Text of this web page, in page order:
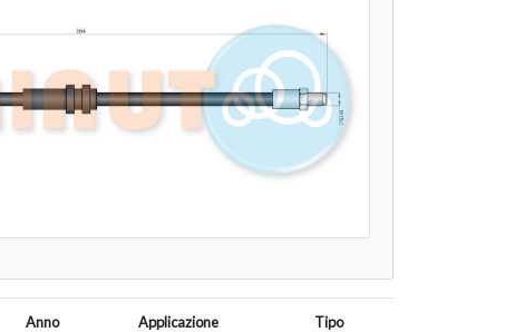
Anno Applicazione Tipo